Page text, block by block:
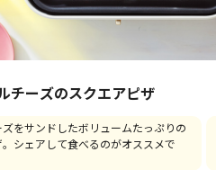
チーズのスクエアピザ
ズをサンドしたボリュームたっぷりの
。シェアして食べるのがオススメで